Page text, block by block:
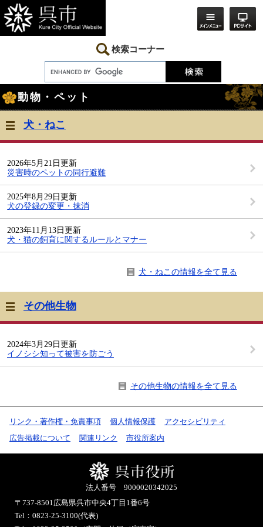
ー
ジ
の
ニ
ュ
ー
て
本
文
へ
検索コーナー
文
動物・ペット
犬・ねこ
2026年5月21日更新
災害時のペットの同行避難
2025年8月29日更新
犬の登録の変更・抹消
2023年11月13日更新
犬・猫の飼育に関するルールとマナー
犬・ねこの情報を全て見る
その他生物
2024年3月29日更新
イノシシ知って被害を防ごう
その他生物の情報を全て見る
リンク・著作権・免責事項 個人情報保護
アクセシビリティ
広告掲載について
関連リンク 市役所案内
法人番号 9000020342025
〒737-8501広島県呉市中央4丁目1番6号
Tel：0823-25-3100(代表)